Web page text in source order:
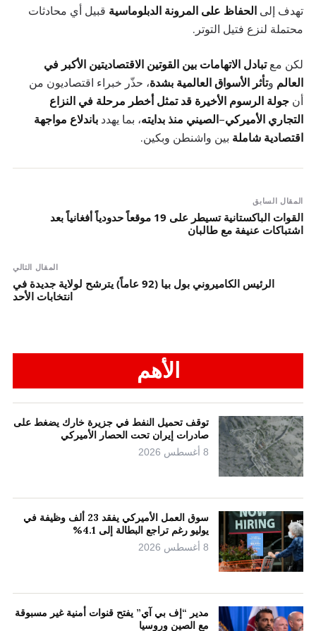
تهدف إلى الحفاظ على المرونة الدبلوماسية قبيل أي محادثات
محتملة لنزع فتيل التوتر.
لكن معتبادل الاتهامات بين القوتين الاقتصاديتين الأكبر في
العالم وتأثر الأسواق العالمية بشدة، حذّر خبراء اقتصاديون من
أن جولة الرسوم الأخيرة قد تمثل أخطر مرحلة في النزاع
التجاري الأميركي–الصيني منذ بدايته، بما يهدد باندلاع مواجهة
اقتصادية شاملة بين واشنطن وبكين.
المقال السابق
القوات الباكستانية تسيطر على 19 موقعاً حدودياً أفغانياً بعد
اشتباكات عنيفة مع طالبان
المقال التالي
الرئيس الكاميروني بول بيا (92 عاماً) يترشح لولاية جديدة في
انتخابات الأحد
الأهم
توقف تحميل النفط في جزيرة خارك يضغط على
صادرات إيران تحت الحصار الأميركي
8 أغسطس 2026
سوق العمل الأميركي يفقد 23 ألف وظيفة في
يوليو رغم تراجع البطالة إلى 4.1%
8 أغسطس 2026
مدير “إف بي آي” يفتح قنوات أمنية غير مسبوقة
مع الصين وروسيا